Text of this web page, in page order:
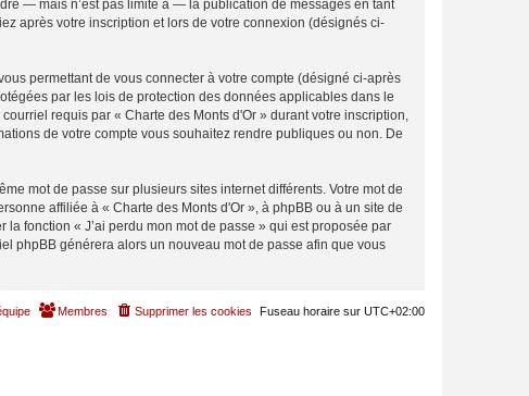
— mais n’est pas limité à — la publication de messages en tant
après votre inscription et lors de votre connexion (désignés ci-
permettant de vous connecter à votre compte (désigné ci-après
par les lois de protection des données applicables dans le
requis par « Charte des Monts d'Or » durant votre inscription,
de votre compte vous souhaitez rendre publiques ou non. De
mot de passe sur plusieurs sites internet différents. Votre mot de
affiliée à « Charte des Monts d'Or », à phpBB ou à un site de
fonction « J’ai perdu mon mot de passe » qui est proposée par
phpBB générera alors un nouveau mot de passe afin que vous
Fuseau horaire sur UTC+02:00
Supprimer les cookies
Membres